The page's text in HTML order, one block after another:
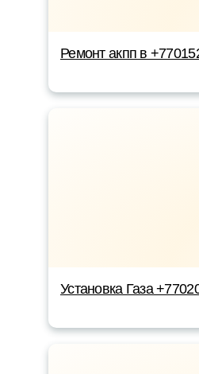
Ремонт акпп в
Установка Газа